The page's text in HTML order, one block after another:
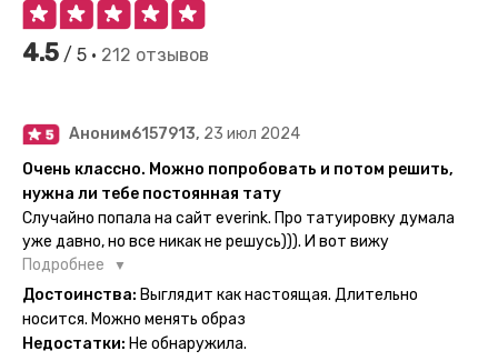
4.5 / 5 • 212 отзывов
Аноним6157913, 23 июл 2024
Очень классно. Можно попробовать и потом решить,
нужна ли тебе постоянная тату
Случайно попала на сайт everink. Про татуировку думала
уже давно, но все никак не решусь))). И вот вижу
великолепный каталог everink. Тату на любой вкус.
Заказала и не пожалела. Супер. Выглядит как настоящая.
Посмотрю как булет ы носке. Обязательно закажу ещё.
Подробнее
Достоинства: Выглядит как настоящая. Длительно
носится. Можно менять образ
Недостатки: Не обнаружила.